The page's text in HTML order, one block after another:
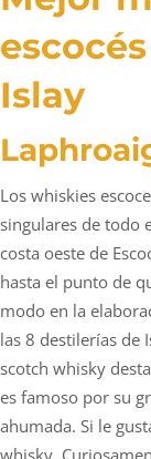
Islay
Los whiskies
singulares de todo
costa oeste de
hasta el punto de
modo en la
las 8 destilerías de
scotch whisky
es famoso por su
ahumada. Si le
whisky.